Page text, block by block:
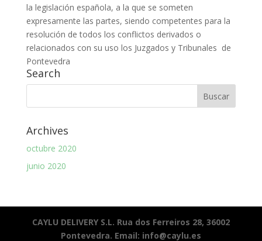
la legislación española, a la que se someten
expresamente las partes, siendo competentes para la
resolución de todos los conflictos derivados o
relacionados con su uso los Juzgados y Tribunales de
Pontevedra
Search
Archives
octubre 2020
junio 2020
CAYLU DELIVERY S.L. Rua dos Ferreiros 28, 36002
Pontevedra. Email: info@caylu.es